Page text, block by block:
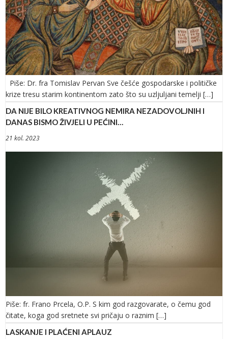
Piše: Dr. fra Tomislav Pervan Sve češće gospodarske i političke
krize tresu starim kontinentom zato što su uzljuljani temelji […]
DA NIJE BILO KREATIVNOG NEMIRA NEZADOVOLJNIH I
DANAS BISMO ŽIVJELI U PEĆINI…
21 kol. 2023
Piše: fr. Frano Prcela, O.P. S kim god razgovarate, o čemu god
čitate, koga god sretnete svi pričaju o raznim […]
LASKANJE I PLAĆENI APLAUZ